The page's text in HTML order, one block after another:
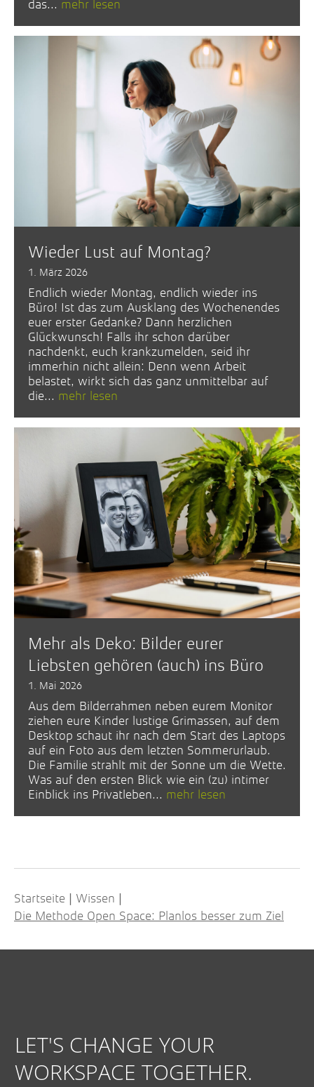
das... mehr lesen
Wieder Lust auf Montag?
1. März 2026
Endlich wieder Montag, endlich wieder ins
Büro! Ist das zum Ausklang des Wochenendes
euer erster Gedanke? Dann herzlichen
Glückwunsch! Falls ihr schon darüber
nachdenkt, euch krankzumelden, seid ihr
immerhin nicht allein: Denn wenn Arbeit
belastet, wirkt sich das ganz unmittelbar auf
die... mehr lesen
Mehr als Deko: Bilder eurer
Liebsten gehören (auch) ins Büro
1. Mai 2026
Aus dem Bilderrahmen neben eurem Monitor
ziehen eure Kinder lustige Grimassen, auf dem
Desktop schaut ihr nach dem Start des Laptops
auf ein Foto aus dem letzten Sommerurlaub.
Die Familie strahlt mit der Sonne um die Wette.
Was auf den ersten Blick wie ein (zu) intimer
Einblick ins Privatleben... mehr lesen
Startseite Wissen
Die Methode Open Space: Planlos besser zum Ziel
LET'S CHANGE YOUR
WORKSPACE TOGETHER.